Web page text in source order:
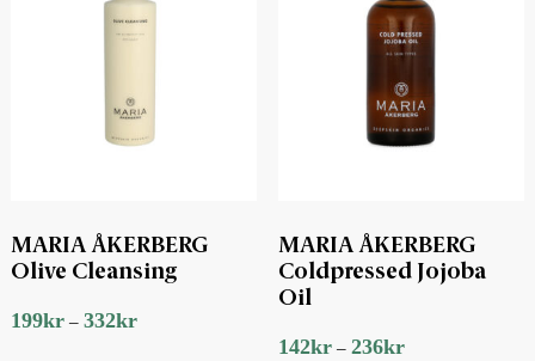
MARIA ÅKERBERG
Olive Cleansing
199kr– 332kr
MARIA ÅKERBERG
Coldpressed Jojoba
Oil
142kr– 236kr